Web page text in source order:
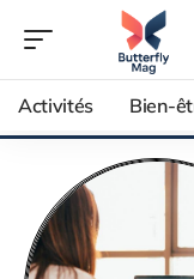
Activités Bien-